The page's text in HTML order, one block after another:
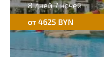
8 дней 7 ночей
от 4625 BYN